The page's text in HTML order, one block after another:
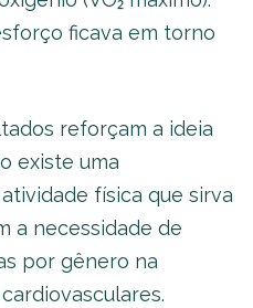
ficava em torno
reforçam a ideia
existe uma
física que sirva
a necessidade de
por gênero na